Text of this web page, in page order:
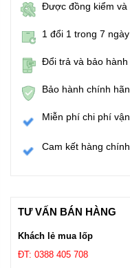
Được đồng kiểm và
1 đổi 1 trong 7
Đổi trả và bảo
Bảo hành chính
Miễn phí chi phí
Cam kết hàng
TƯ VẤN BÁN HÀNG
Khách lẻ mua lốp
ĐT: 0388 405 708